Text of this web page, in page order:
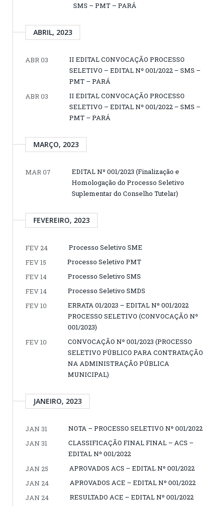
SMS – PMT – PARÁ
ABRIL, 2023
ABR 03
II EDITAL CONVOCAÇÃO PROCESSO
SELETIVO – EDITAL Nº 001/2022 – SMS –
PMT – PARÁ
ABR 03
II EDITAL CONVOCAÇÃO PROCESSO
SELETIVO – EDITAL Nº 001/2022 – SMS –
PMT – PARÁ
MARÇO, 2023
MAR 07
EDITAL Nº 001/2023 (Finalização e
Homologação do Processo Seletivo
Suplementar do Conselho Tutelar)
FEVEREIRO, 2023
FEV 24
Processo Seletivo SME
FEV 15
Processo Seletivo PMT
FEV 14
Processo Seletivo SMS
FEV 14
Processo Seletivo SMDS
FEV 10
ERRATA 01/2023 – EDITAL Nº 001/2022
PROCESSO SELETIVO (CONVOCAÇÃO Nº
001/2023)
FEV 10
CONVOCAÇÃO Nº 001/2023 (PROCESSO
SELETIVO PÚBLICO PARA CONTRATAÇÃO
NA ADMINISTRAÇÃO PÚBLICA
MUNICIPAL)
JANEIRO, 2023
JAN 31
NOTA – PROCESSO SELETIVO Nº 001/2022
JAN 31
CLASSIFICAÇÃO FINAL FINAL – ACS –
EDITAL Nº 001/2022
JAN 25
APROVADOS ACS – EDITAL Nº 001/2022
JAN 24
APROVADOS ACE – EDITAL Nº 001/2022
JAN 24
RESULTADO ACE – EDITAL Nº 001/2022